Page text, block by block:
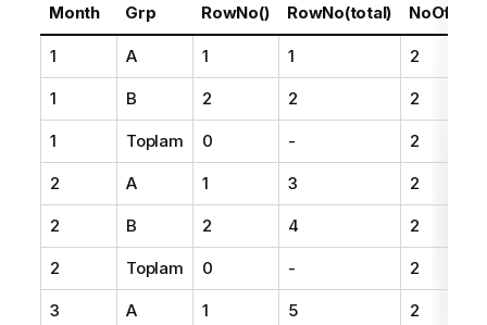
Month Grp RowNo() RowNo(total)
1 A 1 1 2
1 B 2 2 2
1 Toplam 0 - 2
2 A 1 3 2
2 B 2 4 2
2 Toplam 0 - 2
3 A 1 5 2